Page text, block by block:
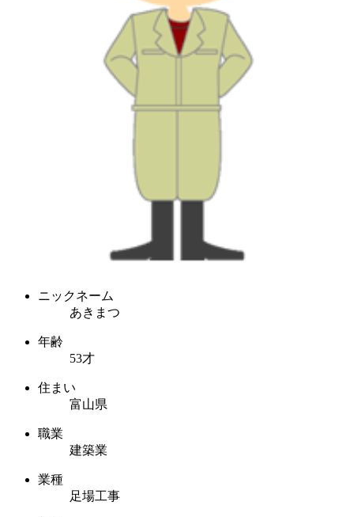
ニックネーム
あきまつ
年齢
53才
住まい
富山県
職業
建築業
業種
足場工事